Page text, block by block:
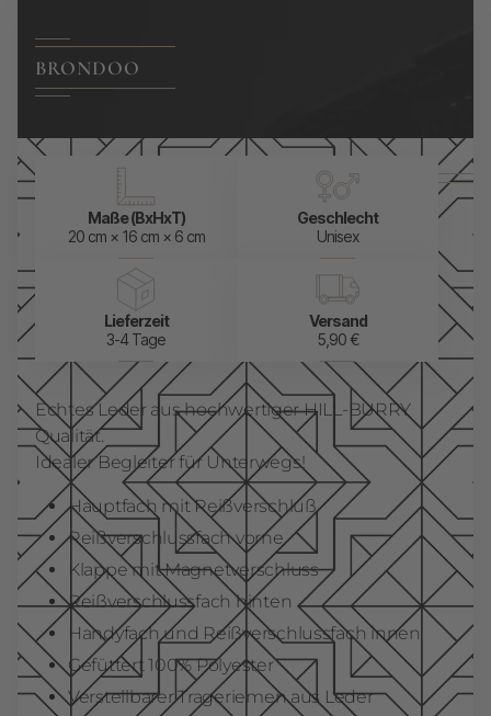
BRONDOO
Maße (BxHxT)
20 cm × 16 cm × 6 cm
Geschlecht
Unisex
Lieferzeit
3-4 Tage
Versand
5,90 €
Echtes Leder aus hochwertiger HILL-BURRY
Qualität.
Idealer Begleiter für Unterwegs!
Hauptfach mit Reißverschluß
Reißverschlussfach vorne
Klappe mit Magnetverschluss
Reißverschlussfach hinten
Handyfach und Reißverschlussfach innen
Gefüttert 100% Polyester
Verstellbarer Trageriemen aus Leder